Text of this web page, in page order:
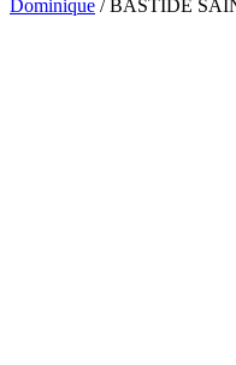
Dominique / BASTIDE